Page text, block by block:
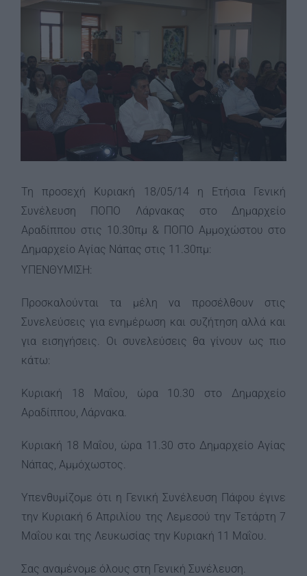
Larger
Image
Τη προσεχή Κυριακή 18/05/14 η Ετήσια Γενική
Συνέλευση ΠΟΠΟ Λάρνακας στο Δημαρχείο
Αραδίππου στις 10.30πμ & ΠΟΠΟ Αμμοχώστου στο
Δημαρχείο Αγίας Νάπας στις 11.30πμ:
ΥΠΕΝΘΥΜΙΣΗ:
Προσκαλούνται τα μέλη να προσέλθουν στις
Συνελεύσεις για ενημέρωση και συζήτηση αλλά και
για εισηγήσεις. Οι συνελεύσεις θα γίνουν ως πιο
κάτω:
Κυριακή 18 Μαΐου, ώρα 10.30 στο Δημαρχείο
Αραδίππου, Λάρνακα.
Κυριακή 18 Μαΐου, ώρα 11.30 στο Δημαρχείο Αγίας
Νάπας, Αμμόχωστος.
Υπενθυμίζομε ότι η Γενική Συνέλευση Πάφου έγινε
την Κυριακή 6 Απριλίου της Λεμεσού την Τετάρτη 7
Μαΐου και της Λευκωσίας την Κυριακή 11 Μαΐου.
Σας αναμένομε όλους στη Γενική Συνέλευση.